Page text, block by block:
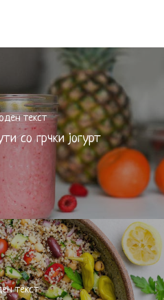
текст
со грчки јогурт
текст